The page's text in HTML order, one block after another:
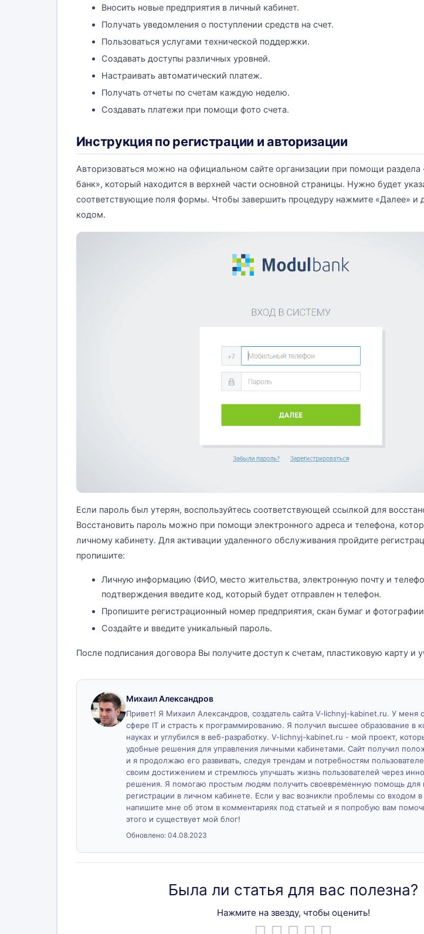
Вносить новые предприятия в личный кабинет.
Получать уведомления о поступлении средств на счет.
Пользоваться услугами технической поддержки.
Создавать доступы различных уровней.
Настраивать автоматический платеж.
Получать отчеты по счетам каждую неделю.
Создавать платежи при помощи фото счета.
Инструкция по регистрации и авторизации
Авторизоваться можно на официальном сайте организации при помощи раздела
банк», который находится в верхней части основной страницы. Нужно будет
соответствующие поля формы. Чтобы завершить процедуру нажмите «Далее» и
кодом.
Если пароль был утерян, воспользуйтесь соответствующей ссылкой для
Восстановить пароль можно при помощи электронного адреса и телефона,
личному кабинету. Для активации удаленного обслуживания пройдите
пропишите:
Личную информацию (ФИО, место жительства, электронную почту и
подтверждения введите код, который будет отправлен н телефон.
Пропишите регистрационный номер предприятия, скан бумаг и
Создайте и введите уникальный пароль.
После подписания договора Вы получите доступ к счетам, пластиковую карту и
Михаил Александров
Привет! Я Михаил Александров, создатель сайта V-lichnyj-kabinet.ru. У меня
сфере IT и страсть к программированию. Я получил высшее образование в
науках и углубился в веб-разработку. V-lichnyj-kabinet.ru - мой проект,
удобные решения для управления личными кабинетами. Сайт получил
и я продолжаю его развивать, следуя трендам и потребностям
своим достижением и стремлюсь улучшать жизнь пользователей через
решения. Я помогаю простым людям получить своевременную помощь для
регистрации в личном кабинете. Если у вас возникли проблемы со входом в
напишите мне об этом в комментариях под статьей и я попробую вам
этого и существует мой блог!
Обновлено: 04.08.2023
Была ли статья для вас полезна?
Нажмите на звезду, чтобы оценить!